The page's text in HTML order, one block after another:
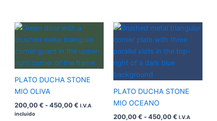
PLATO DUCHA STONE
MIO OLIVA
200,00€ -450,00€
Rango
precios:
desde
200,00 €
hasta
I.V.A
incluido
PLATO DUCHA STONE
MIO OCEANO
200,00€ -450,00€
Rango
precios:
desde
I.V.A